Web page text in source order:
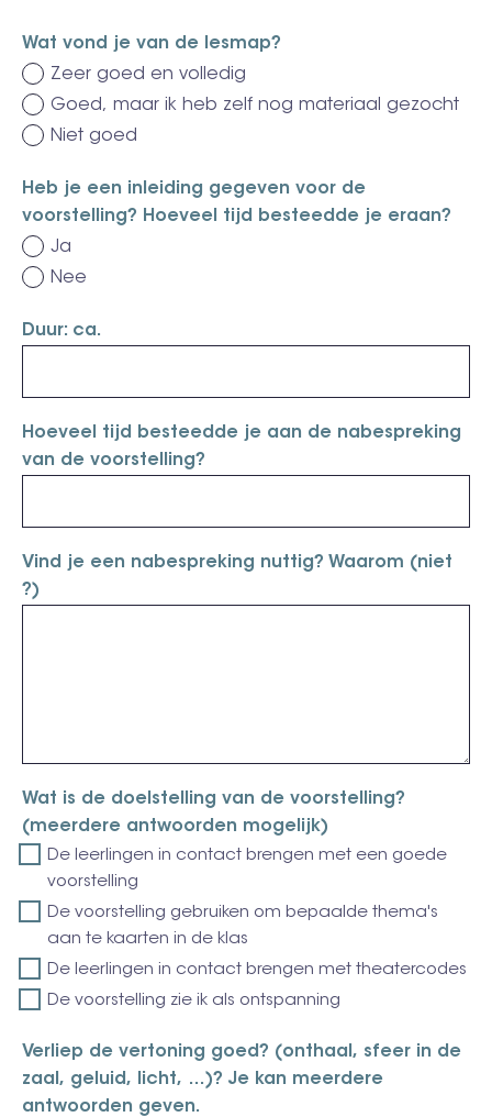
Wat vond je van de lesmap?
Zeer goed en volledig
Goed, maar ik heb zelf nog materiaal gezocht
Niet goed
Heb je een inleiding gegeven voor de
voorstelling? Hoeveel tijd besteedde je eraan?
Ja
Nee
Duur: ca.
Hoeveel tijd besteedde je aan de nabespreking
van de voorstelling?
Vind je een nabespreking nuttig? Waarom (niet
?)
Wat is de doelstelling van de voorstelling?
(meerdere antwoorden mogelijk)
De leerlingen in contact brengen met een goede
voorstelling
De voorstelling gebruiken om bepaalde thema's
aan te kaarten in de klas
De leerlingen in contact brengen met theatercodes
De voorstelling zie ik als ontspanning
Verliep de vertoning goed? (onthaal, sfeer in de
zaal, geluid, licht, …)? Je kan meerdere
antwoorden geven.